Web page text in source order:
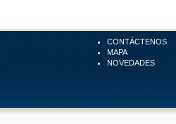
CONTÁCTENOS
MAPA
NOVEDADES